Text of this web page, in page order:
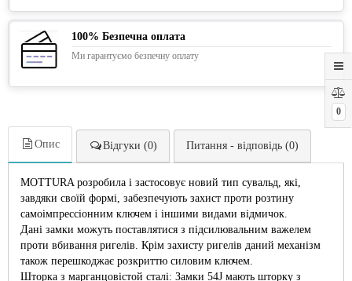
0
100% Безпечна оплата
Ми гарантуємо безпечну оплату
Опис Відгуки (0) Питання - відповідь (0)
MOTTURA розробила і застосовує новий тип сувальд, які,
завдяки своїй формі, забезпечують захист проти розтину
самоімпрессіонним ключем і іншими видами відмичок.
Дані замки можуть поставлятися з підсилювальним важелем
проти вбивання ригелів. Крім захисту ригелів даний механізм
також перешкоджає розкриттю силовим ключем.
Шторка з марганцовістой сталі: Замки 54J мають шторку з